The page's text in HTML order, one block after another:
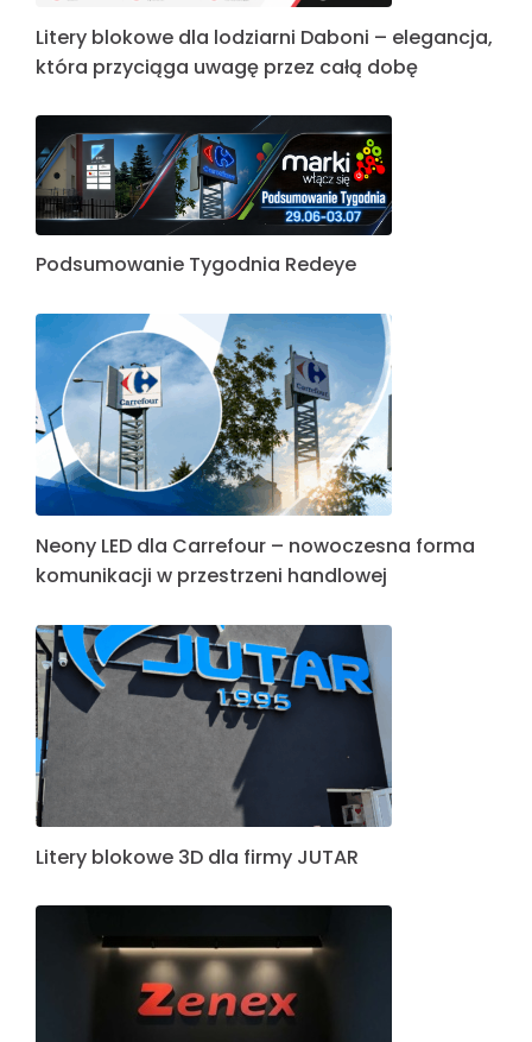
Litery blokowe dla lodziarni Daboni – elegancja,
która przyciąga uwagę przez całą dobę
Podsumowanie Tygodnia Redeye
Neony LED dla Carrefour – nowoczesna forma
komunikacji w przestrzeni handlowej
Litery blokowe 3D dla firmy JUTAR